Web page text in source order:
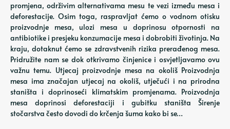
promjena, održivim alternativama mesu te vezi između mesa i
deforestacije. Osim toga, raspravljat ćemo o vodnom otisku
proizvodnje mesa, ulozi mesa u doprinosu otpornosti na
antibiotike i presjeku konzumacije mesa i dobrobiti životinja. Na
kraju, dotaknut ćemo se zdravstvenih rizika prerađenog mesa.
Pridružite nam se dok otkrivamo činjenice i osvjetljavamo ovu
važnu temu. Utjecaj proizvodnje mesa na okoliš Proizvodnja
mesa ima značajan utjecaj na okoliš, utječući i na prirodna
staništa i doprinoseći klimatskim promjenama. Proizvodnja
mesa doprinosi deforestaciji i gubitku staništa Širenje
stočarstva često dovodi do krčenja šuma kako bi se…